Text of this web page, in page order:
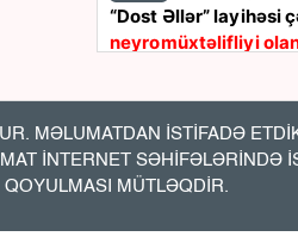
“Dost Əllər” layihəsi
neyromüxtəlifliyi
12:55 Sabah yağış
12:40 Özəl bağçalar hansı
MƏLUMATDAN İSTİFADƏ
İNTERNET SƏHİFƏLƏRİNDƏ
MÜTLƏQDİR.